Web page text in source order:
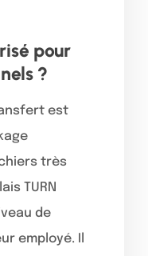
pour
?
est
très
TURN
de
employé. Il